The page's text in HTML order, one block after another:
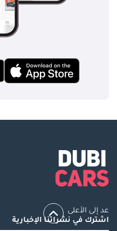
عد إلى الأعلى
اشترك في نشراتنا الإخبارية